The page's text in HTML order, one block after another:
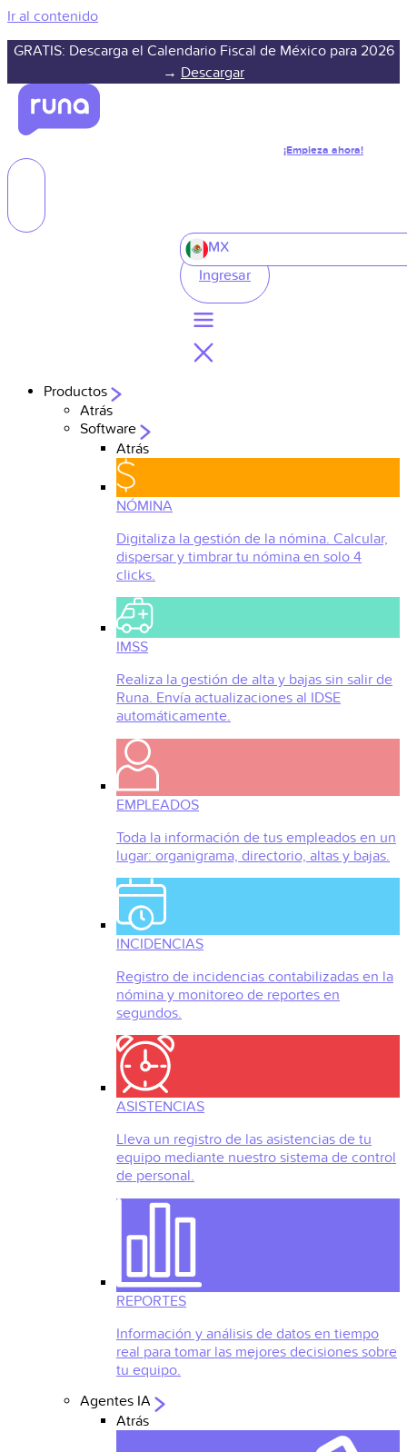
Ir al contenido
GRATIS: Descarga el Calendario Fiscal de México para 2026
→ Descargar
¡Empieza ahora!
MX
Ingresar
Productos
Atrás
Software
Atrás
NÓMINA
Digitaliza la gestión de la nómina. Calcular,
dispersar y timbrar tu nómina en solo 4
clicks.
IMSS
Realiza la gestión de alta y bajas sin salir de
Runa. Envía actualizaciones al IDSE
automáticamente.
EMPLEADOS
Toda la información de tus empleados en un
lugar: organigrama, directorio, altas y bajas.
INCIDENCIAS
Registro de incidencias contabilizadas en la
nómina y monitoreo de reportes en
segundos.
ASISTENCIAS
Lleva un registro de las asistencias de tu
equipo mediante nuestro sistema de control
de personal.
REPORTES
Información y análisis de datos en tiempo
real para tomar las mejores decisiones sobre
tu equipo.
Agentes IA
Atrás